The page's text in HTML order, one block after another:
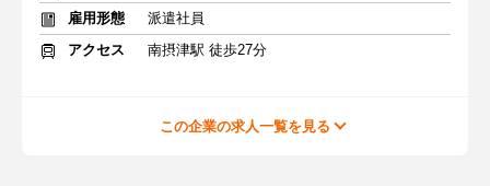
雇用形態
派遣社員
アクセス
南摂津駅 徒歩27分
この企業の求人一覧を見る